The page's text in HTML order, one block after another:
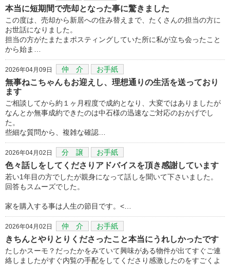
本当に短期間で売却となった事に驚きました
この度は、売却から新居への住み替えまで、たくさんの担当の方に
お世話になりました。
担当の方がたまたまポスティングしていた所に私が立ち会ったこと
から始ま…
2026年04月09日 仲 介 お手紙
無事ねこちゃんもお迎えし、理想通りの生活を送っており
ます
ご相談してから約１ヶ月程度で成約となり、大変ではありましたが
なんとか無事成約できたのは中石様の迅速なご対応のおかげでし
た。
些細な質問から、複雑な確認…
2026年04月02日 分 譲 お手紙
色々話しをしてくださりアドバイスを頂き感謝しています
若い1年目の方でしたが親身になって話しを聞いて下さいました。
回答もスムーズでした。
家を購入する事は人生の節目です。<…
2026年04月02日 仲 介 お手紙
きちんとやりとりくださったこと本当にうれしかったです
たしかスーモ？だったかをみていて興味がある物件が出てすぐご連
絡しましたがすぐ内覧の手配をしてくださり感激したのをすごくよ